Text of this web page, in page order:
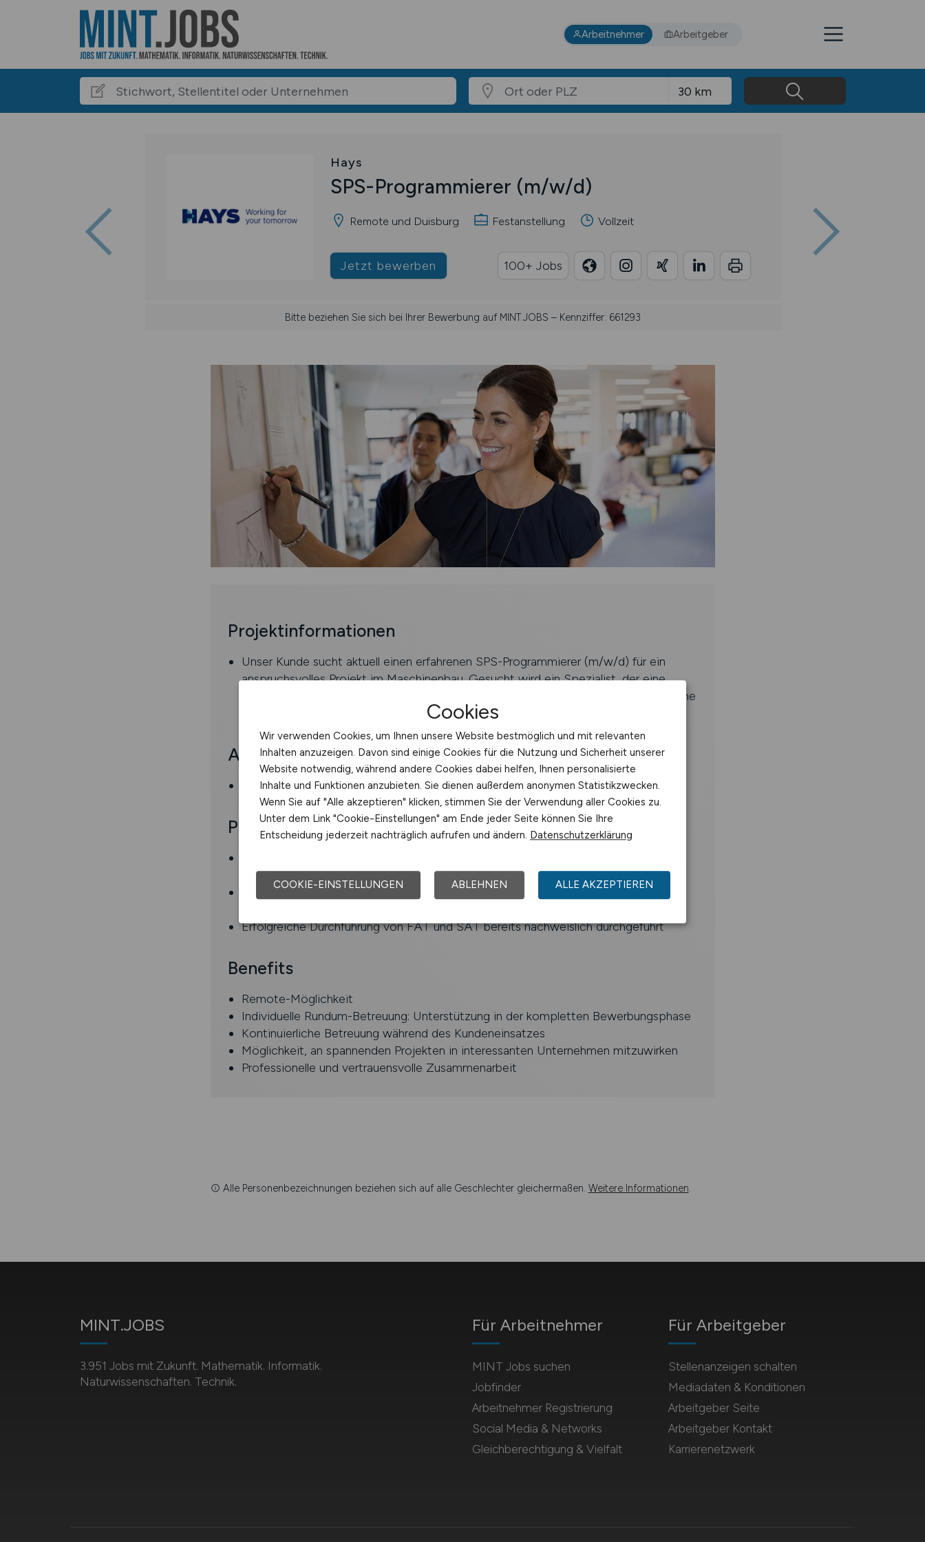
Arbeitnehmer Arbeitgeber
Hays
SPS-Programmierer (m/w/d)
Remote und Duisburg Festanstellung Vollzeit
Jetzt bewerben 100+ Jobs
Bitte beziehen Sie sich bei Ihrer Bewerbung auf MINT.JOBS – Kennziffer: 661293
Projektinformationen
Unser Kunde sucht aktuell einen erfahrenen SPS-Programmierer (m/w/d) für ein
anspruchsvolles Projekt im Maschinenbau. Gesucht wird ein Spezialist, der eine
komplette Neuprogrammierung übernimmt und die Maschine bis zur Inbetriebnahme
Aufgaben
Neuprogrammierung einer Maschine im Bereich Maschinenbau
Profil
Portal)) , Safety, HMI)
Kenntnisse in Motion-Control-Regelung für Hub, Schließen und Wippwerk
Erfolgreiche Durchführung von FAT und SAT bereits nachweislich durchgeführt
Benefits
Remote-Möglichkeit
Individuelle Rundum-Betreuung: Unterstützung in der kompletten Bewerbungsphase
Kontinuierliche Betreuung während des Kundeneinsatzes
Möglichkeit, an spannenden Projekten in interessanten Unternehmen mitzuwirken
Professionelle und vertrauensvolle Zusammenarbeit
Alle Personenbezeichnungen beziehen sich auf alle Geschlechter gleichermaßen. Weitere Informationen.
MINT.JOBS
3.951 Jobs mit Zukunft. Mathematik. Informatik.
Naturwissenschaften. Technik.
Für Arbeitnehmer
MINT Jobs suchen
Jobfinder
Arbeitnehmer Registrierung
Social Media & Networks
Gleichberechtigung & Vielfalt
Für Arbeitgeber
Stellenanzeigen schalten
Mediadaten & Konditionen
Arbeitgeber Seite
Arbeitgeber Kontakt
Karrierenetzwerk
Cookies
Wir verwenden Cookies, um Ihnen unsere Website bestmöglich und mit relevanten
Inhalten anzuzeigen. Davon sind einige Cookies für die Nutzung und Sicherheit unserer
Website notwendig, während andere Cookies dabei helfen, Ihnen personalisierte
Inhalte und Funktionen anzubieten. Sie dienen außerdem anonymen Statistikzwecken.
Wenn Sie auf "Alle akzeptieren" klicken, stimmen Sie der Verwendung aller Cookies zu.
Unter dem Link "Cookie-Einstellungen" am Ende jeder Seite können Sie Ihre
Entscheidung jederzeit nachträglich aufrufen und ändern. Datenschutzerklärung
COOKIE-EINSTELLUNGEN ABLEHNEN ALLE AKZEPTIEREN